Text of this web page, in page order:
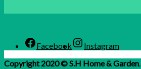
Facebook
Instagram
Copyright 2020 © S.H Home & Garden.